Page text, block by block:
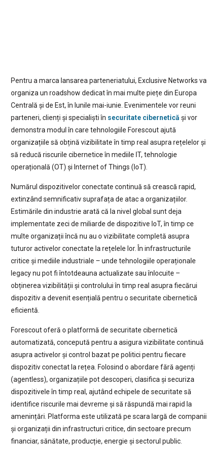
Pentru a marca lansarea parteneriatului, Exclusive Networks va
organiza un roadshow dedicat în mai multe piețe din Europa
Centrală și de Est, în lunile mai-iunie. Evenimentele vor reuni
parteneri, clienți și specialiști în securitate cibernetică și vor
demonstra modul în care tehnologiile Forescout ajută
organizațiile să obțină vizibilitate în timp real asupra rețelelor și
să reducă riscurile cibernetice în mediile IT, tehnologie
operațională (OT) și Internet of Things (IoT).
Numărul dispozitivelor conectate continuă să crească rapid,
extinzând semnificativ suprafața de atac a organizațiilor.
Estimările din industrie arată că la nivel global sunt deja
implementate zeci de miliarde de dispozitive IoT, în timp ce
multe organizații încă nu au o vizibilitate completă asupra
tuturor activelor conectate la rețelele lor. În infrastructurile
critice și mediile industriale – unde tehnologiile operaționale
legacy nu pot fi întotdeauna actualizate sau înlocuite –
obținerea vizibilității și controlului în timp real asupra fiecărui
dispozitiv a devenit esențială pentru o securitate cibernetică
eficientă.
Forescout oferă o platformă de securitate cibernetică
automatizată, concepută pentru a asigura vizibilitate continuă
asupra activelor și control bazat pe politici pentru fiecare
dispozitiv conectat la rețea. Folosind o abordare fără agenți
(agentless), organizațiile pot descoperi, clasifica și securiza
dispozitivele în timp real, ajutând echipele de securitate să
identifice riscurile mai devreme și să răspundă mai rapid la
amenințări. Platforma este utilizată pe scara largă de companii
și organizații din infrastructuri critice, din sectoare precum
financiar, sănătate, producție, energie și sectorul public.